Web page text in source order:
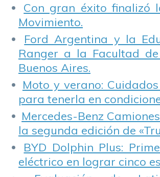
Con gran éxito finalizó
Movimiento.
Ford Argentina y la
Ranger a la Facultad
Buenos Aires.
Moto y verano:
para tenerla en
Mercedes-Benz
la segunda edición de
BYD Dolphin Plus:
eléctrico en lograr cinco